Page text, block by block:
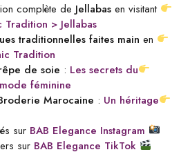
complète de Jellabas en visitant
Tradition > Jellabas
traditionnelles faites main en
Tradition
de soie : Les secrets du
féminine
Marocaine : Un héritage
sur BAB Elegance Instagram
sur BAB Elegance TikTok